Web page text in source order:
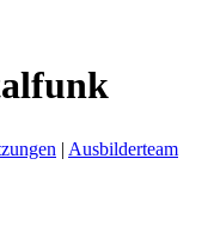
| Ausbilderteam